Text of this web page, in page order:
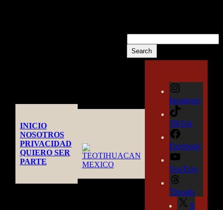
Search
INICIO
NOSOTROS
PRIVACIDAD
QUIERO SER
PARTE
Instagram
TikTok
Facebook
YouTube
Threads
X